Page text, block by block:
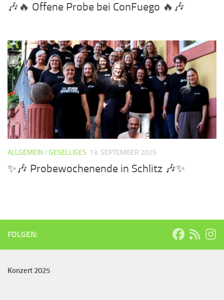
🎶🔥 Offene Probe bei ConFuego 🔥🎶
ALLGEMEIN/ GESELLIGES 13. SEPTEMBER 2025
✨🎶 Probewochenende in Schlitz 🎶✨
FOLGEN:
Konzert 2025